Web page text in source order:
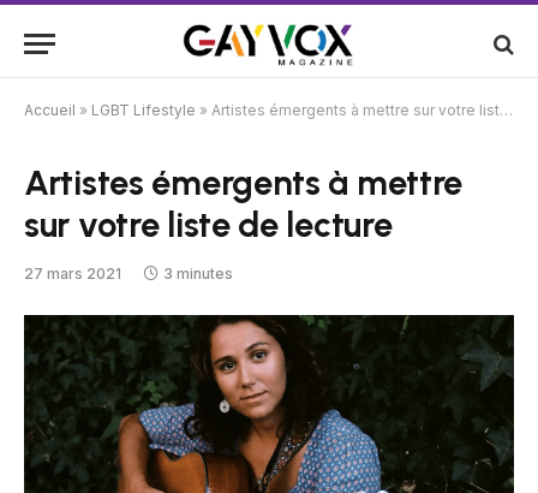
Accueil » LGBT Lifestyle » Artistes émergents à mettre sur votre liste de lecture
Artistes émergents à mettre
sur votre liste de lecture
27 mars 2021 3 minutes